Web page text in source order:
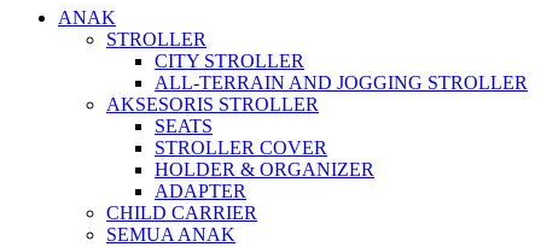
ANAK
STROLLER
CITY STROLLER
ALL-TERRAIN AND JOGGING STROLLER
AKSESORIS STROLLER
SEATS
STROLLER COVER
HOLDER & ORGANIZER
ADAPTER
CHILD CARRIER
SEMUA ANAK